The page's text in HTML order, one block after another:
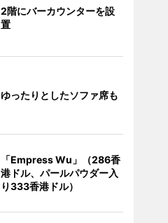
2階にバーカウンターを設
置
ゆったりとしたソファ席も
「Empress Wu」（286香
港ドル、パールパウダー入
り333香港ドル）